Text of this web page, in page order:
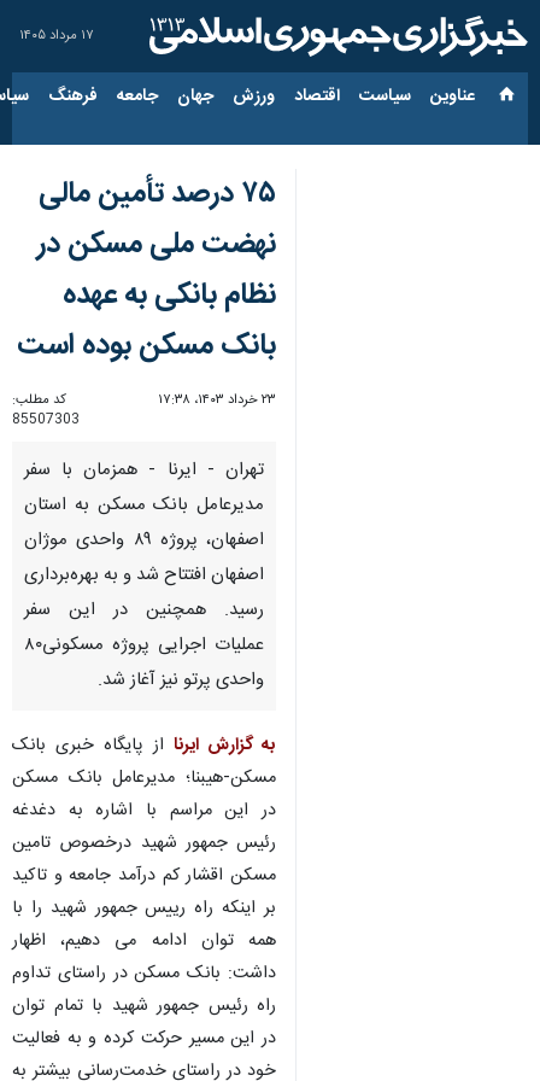
۱۷ مرداد ۱۴۰۵
عناوین‌ سیاست اقتصاد ورزش جهان جامعه فرهنگ
۷۵ درصد تأمین مالی
نهضت ملی مسکن در
نظام بانکی به عهده
بانک مسکن بوده است
۲۳ خرداد ۱۴۰۳، ۱۷:۳۸
کد مطلب:
85507303
تهران - ایرنا - همزمان با سفر
مدیرعامل بانک مسکن به استان
اصفهان، پروژه ۸۹ واحدی موژان
اصفهان افتتاح شد و به بهره‌برداری
رسید. همچنین در این سفر
عملیات اجرایی پروژه مسکونی۸۰
واحدی پرتو نیز آغاز شد.
به گزارش ایرنا از پایگاه خبری بانک
مسکن-هیبنا؛ مدیرعامل بانک مسکن
در این مراسم با اشاره به دغدغه
رئیس جمهور شهید درخصوص تامین
مسکن اقشار کم درآمد جامعه و تاکید
بر اینکه راه رییس جمهور شهید را با
همه توان ادامه می دهیم، اظهار
داشت: بانک مسکن در راستای تداوم
راه رئیس جمهور شهید با تمام توان
در این مسیر حرکت کرده و به فعالیت
خود در راستای خدمت‌رسانی بیشتر به